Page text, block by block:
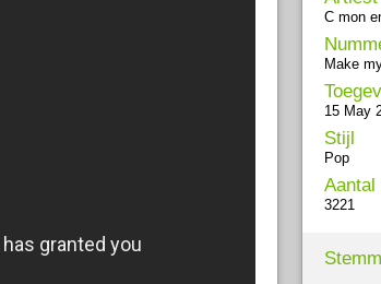
C mon
Make
15 May
Stijl
Pop
Aantal
3221